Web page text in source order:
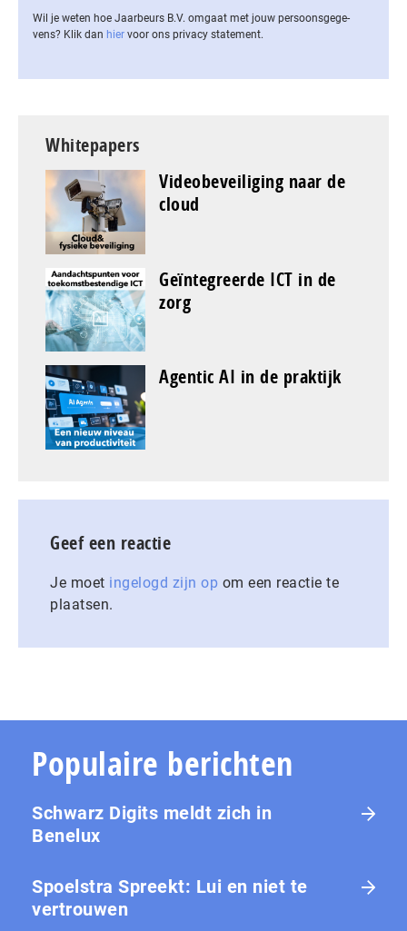
Wil je weten hoe Jaarbeurs B.V. omgaat met jouw per­soons­ge­ge­
vens? Klik dan hier voor ons privacy statement.
Whitepapers
Videobeveiliging naar de
cloud
Geïntegreerde ICT in de
zorg
Agentic AI in de praktijk
Geef een reactie
Je moet ingelogd zijn op om een reactie te
plaatsen.
Populaire berichten
Schwarz Digits meldt zich in
Benelux
Spoelstra Spreekt: Lui en niet te
vertrouwen